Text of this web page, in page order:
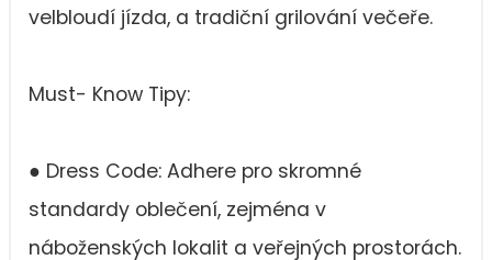
velbloudí jízda, a tradiční grilování večeře.
Must- Know Tipy:
● Dress Code: Adhere pro skromné
standardy oblečení, zejména v
náboženských lokalit a veřejných prostorách.